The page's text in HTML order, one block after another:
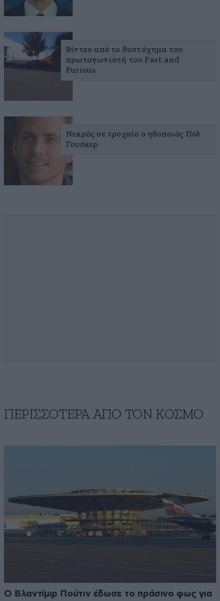
Βίντεο από το δυστύχημα του
πρωταγωνιστή του Fast and
Furious
Νεκρός σε τροχαίο ο ηθοποιός Πολ
Γουόκερ
ΠΕΡΙΣΣΟΤΕΡΑ ΑΠΟ ΤΟΝ ΚΟΣΜΟ
Ο Βλαντίμιρ Πούτιν έδωσε το πράσινο φως για